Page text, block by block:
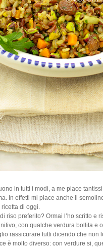
in tutti i modi, a me piace
In effetti mi piace anche il
di oggi.
riso preferito? Ormai l’ho scritto e
con qualche verdura bollita e
rassicurare tutti dicendo che
è molto diverso: con verdure si,